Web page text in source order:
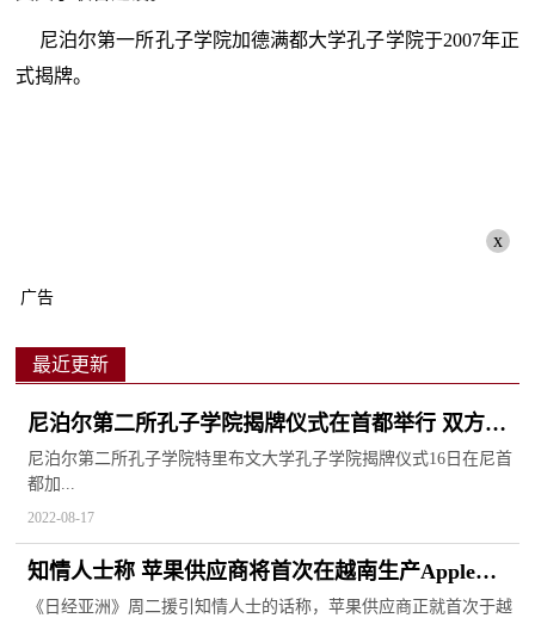
尼泊尔第一所孔子学院加德满都大学孔子学院于2007年正
式揭牌。
x
广告
最近更新
尼泊尔第二所孔子学院揭牌仪式在首都举行 双方将
注重文化交流
尼泊尔第二所孔子学院特里布文大学孔子学院揭牌仪式16日在尼首
都加...
2022-08-17
知情人士称 苹果供应商将首次在越南生产Apple
Watch和MacBook
《日经亚洲》周二援引知情人士的话称，苹果供应商正就首次于越